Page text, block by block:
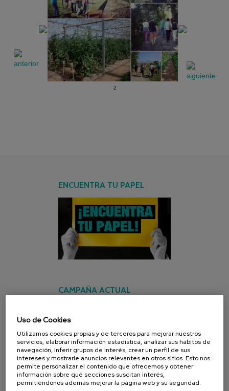
2
ENCUENTRA TU PAPEL
CAMPAÑA ACTUAL
Uso de Cookies
Utilizamos cookies propias y de terceros para mejorar nuestros
servicios, elaborar información estadística, analizar sus hábitos de
navegación, inferir grupos de interés, crear un perfil de sus
intereses y mostrarle anuncios relevantes en otros sitios. Esto nos
permite personalizar el contenido que ofrecemos y obtener
información sobre qué secciones suscitan interés,
permitiéndonos además mejorar la página web y su seguridad.